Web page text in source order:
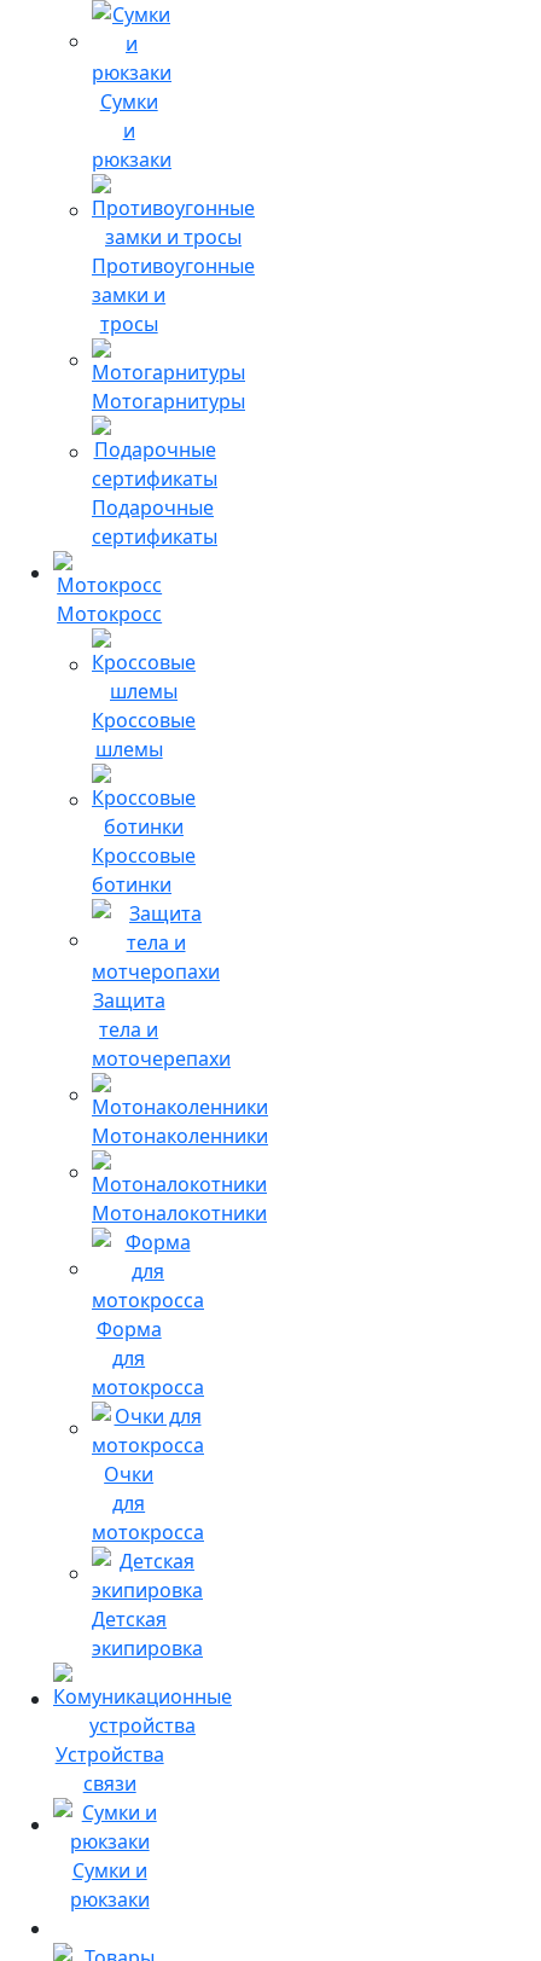
Сумки
и
рюкзаки
Противоугонные
замки и
тросы
Мотогарнитуры
Подарочные
сертификаты
Мотокросс
Кроссовые
шлемы
Кроссовые
ботинки
Защита
тела и
моточерепахи
Мотонаколенники
Мотоналокотники
Форма
для
мотокросса
Очки
для
мотокросса
Детская
экипировка
Устройства
связи
Сумки и
рюкзаки